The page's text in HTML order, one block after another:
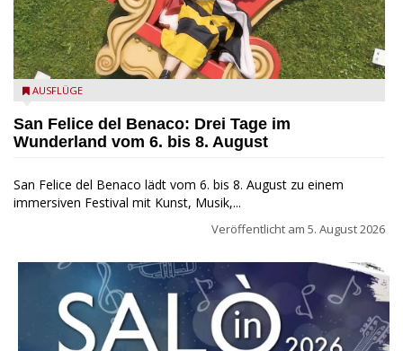
San Felice del Benaco: Drei Tage im Wunderland
AUSFLÜGE
San Felice del Benaco: Drei Tage im
Wunderland vom 6. bis 8. August
San Felice del Benaco lädt vom 6. bis 8. August zu einem
immersiven Festival mit Kunst, Musik,...
Veröffentlicht am 5. August 2026